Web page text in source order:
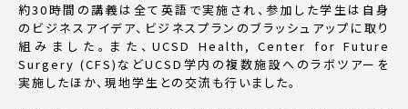
約30時間の講義は全て英語で実施され、参加した学生は自身
のビジネスアイデア、ビジネスプランのブラッシュアップに取り
組みました。また、UCSD Health, Center for Future
Surgery (CFS)などUCSD学内の複数施設へのラボツアーを
実施したほか、現地学生との交流も行いました。